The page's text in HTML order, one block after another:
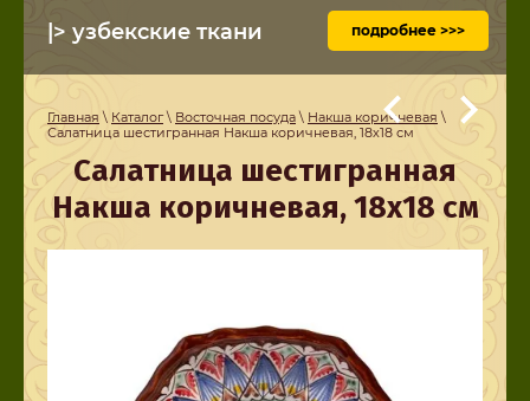
|> узбекские ткани подробнее >>>
Главная \ Каталог\ Восточная посуда \ Накша коричневая \
Салатница шестигранная Накша коричневая, 18х18 см
Салатница шестигранная
Накша коричневая, 18х18 см